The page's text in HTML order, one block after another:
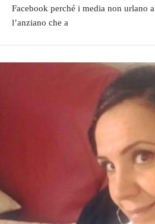
Facebook perché i media non urlano
l’anziano che a